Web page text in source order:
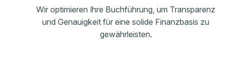
Wir optimieren Ihre Buchführung, um Transparenz
und Genauigkeit für eine solide Finanzbasis zu
gewährleisten.